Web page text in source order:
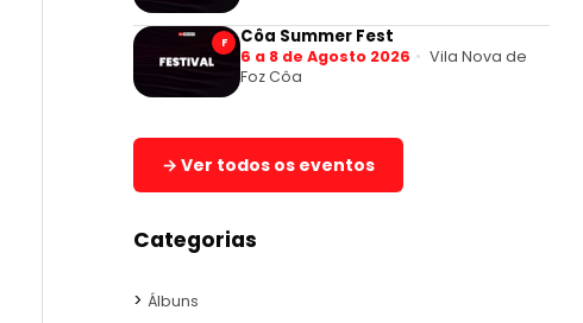
F Côa Summer Fest
6 a 8 de Agosto 2026
Vila Nova de
Foz Côa
→ Ver todos os eventos
Categorias
Álbuns